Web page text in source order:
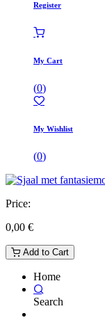
Register
My Cart
(0)
My Wishlist
(0)
Price:
0,00 €
Add to Cart
Home
Search